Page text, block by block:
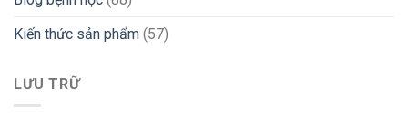
Kiến thức sản phẩm (57)
LƯU TRỮ